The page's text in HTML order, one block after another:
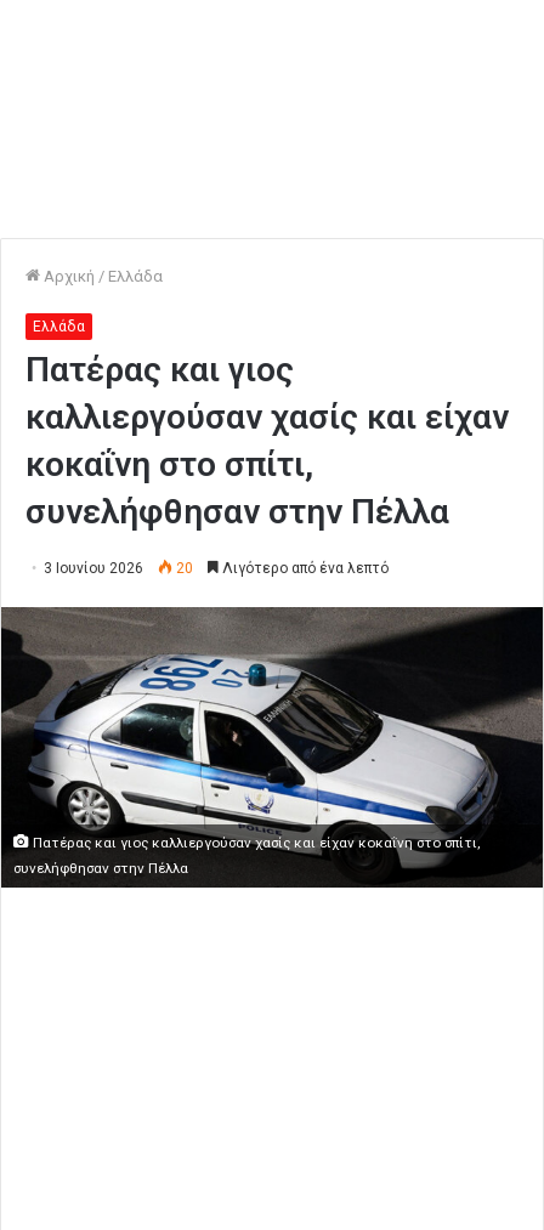
Αρχική / Ελλάδα
Ελλάδα
Πατέρας και γιος
καλλιεργούσαν χασίς και είχαν
κοκαΐνη στο σπίτι,
συνελήφθησαν στην Πέλλα
3 Ιουνίου 2026 20 Λιγότερο από ένα λεπτό
Πατέρας και γιος καλλιεργούσαν χασίς και είχαν κοκαΐνη στο σπίτι,
συνελήφθησαν στην Πέλλα